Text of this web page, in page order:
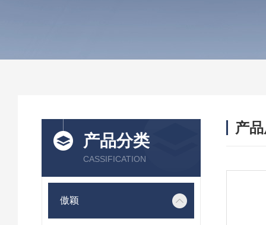
产品分类
CASSIFICATION
傲颖
产